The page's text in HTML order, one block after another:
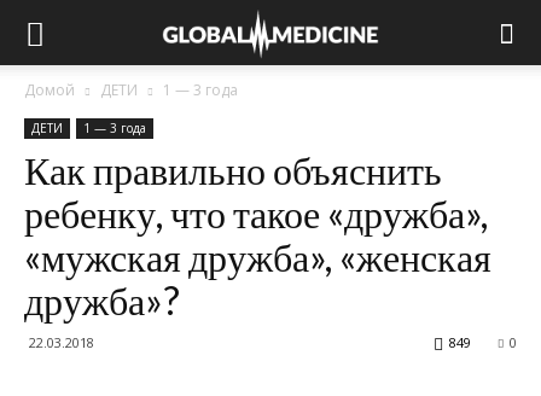
Домой ДЕТИ 1 — 3 года
ДЕТИ 1 — 3 года
Как правильно объяснить
ребенку, что такое «дружба»,
«мужская дружба», «женская
дружба»?
22.03.2018 0
849